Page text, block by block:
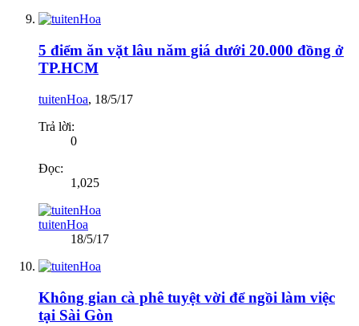
5 điểm ăn vặt lâu năm giá dưới 20.000 đồng ở
TP.HCM
tuitenHoa, 18/5/17
Trả lời:
0
Đọc:
1,025
tuitenHoa
18/5/17
Không gian cà phê tuyệt vời để ngồi làm việc
tại Sài Gòn